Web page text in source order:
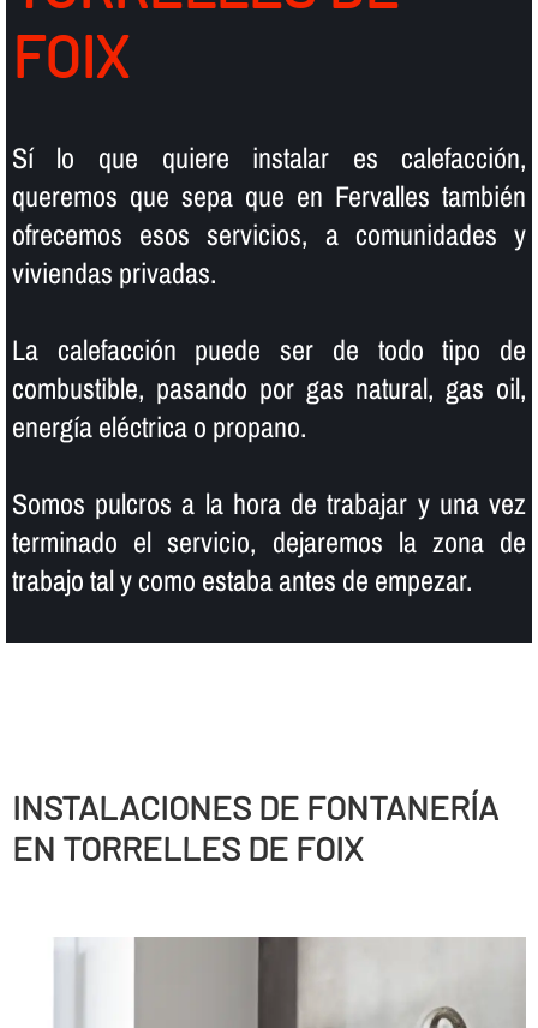
FOIX
Sí­ lo que quiere instalar es calefacción,
queremos que sepa que en Fervalles también
ofrecemos esos servicios, a comunidades y
viviendas privadas.
La calefacción puede ser de todo tipo de
combustible, pasando por gas natural, gas oil,
energí­a eléctrica o propano.
Somos pulcros a la hora de trabajar y una vez
terminado el servicio, dejaremos la zona de
trabajo tal y como estaba antes de empezar.
INSTALACIONES DE FONTANERÍ­A
EN TORRELLES DE FOIX